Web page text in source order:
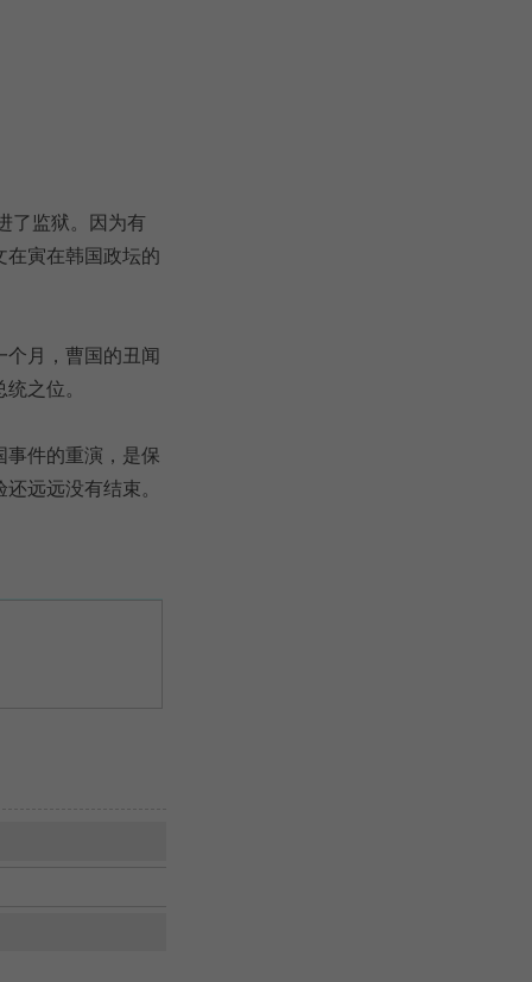
了监狱。因为有
在寅在韩国政坛的
月，曹国的丑闻
之位。
事件的重演，是保
远远没有结束。